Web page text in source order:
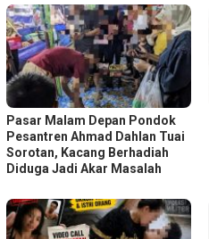
Pasar Malam Depan Pondok
Pesantren Ahmad Dahlan Tuai
Sorotan, Kacang Berhadiah
Diduga Jadi Akar Masalah